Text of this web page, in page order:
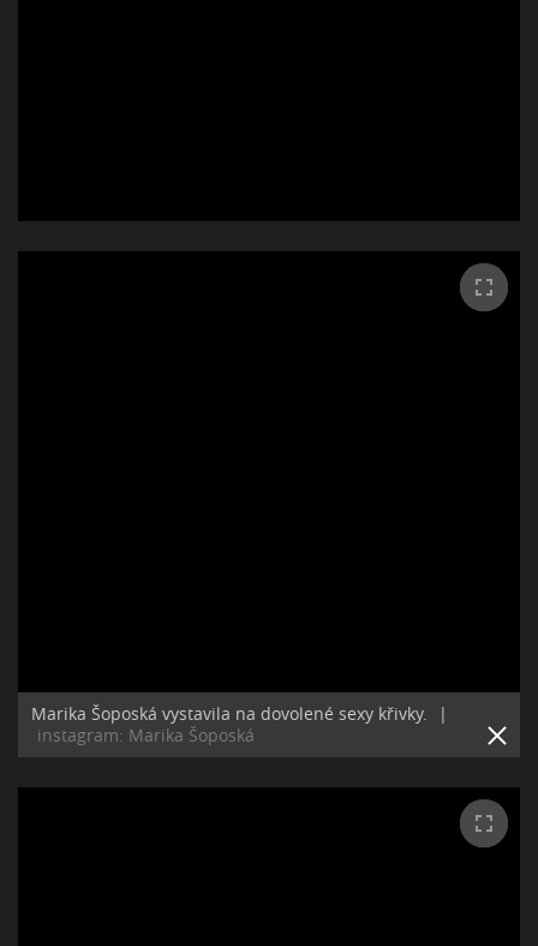
Marika Šoposká vystavila na dovolené sexy křivky.
|
instagram: Marika Šoposká